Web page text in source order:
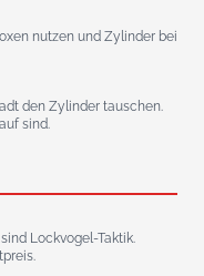
nutzen und Zylinder bei
den Zylinder tauschen.
sind.
Lockvogel-Taktik.